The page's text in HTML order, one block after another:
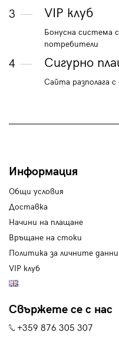
3 VIP клуб
Бонусна система
потребители
4 Сигурно
Сайта разполага с
Информация
Общи условия
Доставка
Начини на плащане
Връщане на стоки
Политика за личните данни
VIP клуб
Свържете се с нас
+359 876 305 307